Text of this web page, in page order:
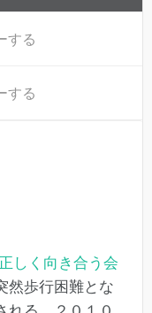
する
する
しく向き合う会
然歩行困難とな